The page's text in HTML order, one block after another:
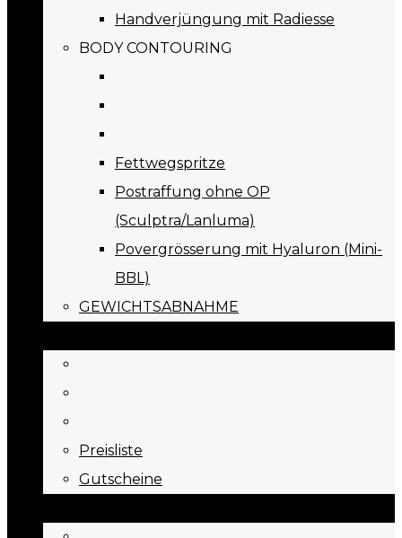
Handverjüngung mit Radiesse
BODY CONTOURING
Fettwegspritze
Postraffung ohne OP
(Sculptra/Lanluma)
Povergrösserung mit Hyaluron (Mini-
BBL)
GEWICHTSABNAHME
Preisliste
Gutscheine